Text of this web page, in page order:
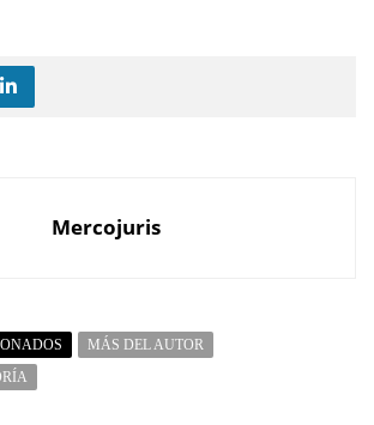
Mercojuris
MÁS DEL AUTOR